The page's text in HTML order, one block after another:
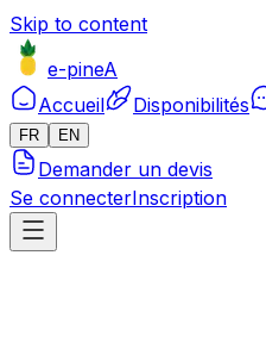
Skip to content
e-pineA
Accueil
Disponibilités
FR EN
Demander un devis
Se connecterInscription